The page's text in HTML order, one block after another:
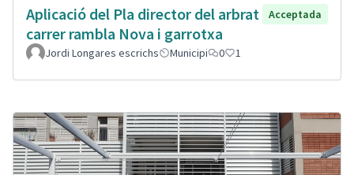
Aplicació del Pla director del arbrat
carrer rambla Nova i garrotxa
Acceptada
Jordi Longares escrichs Municipi 0 1